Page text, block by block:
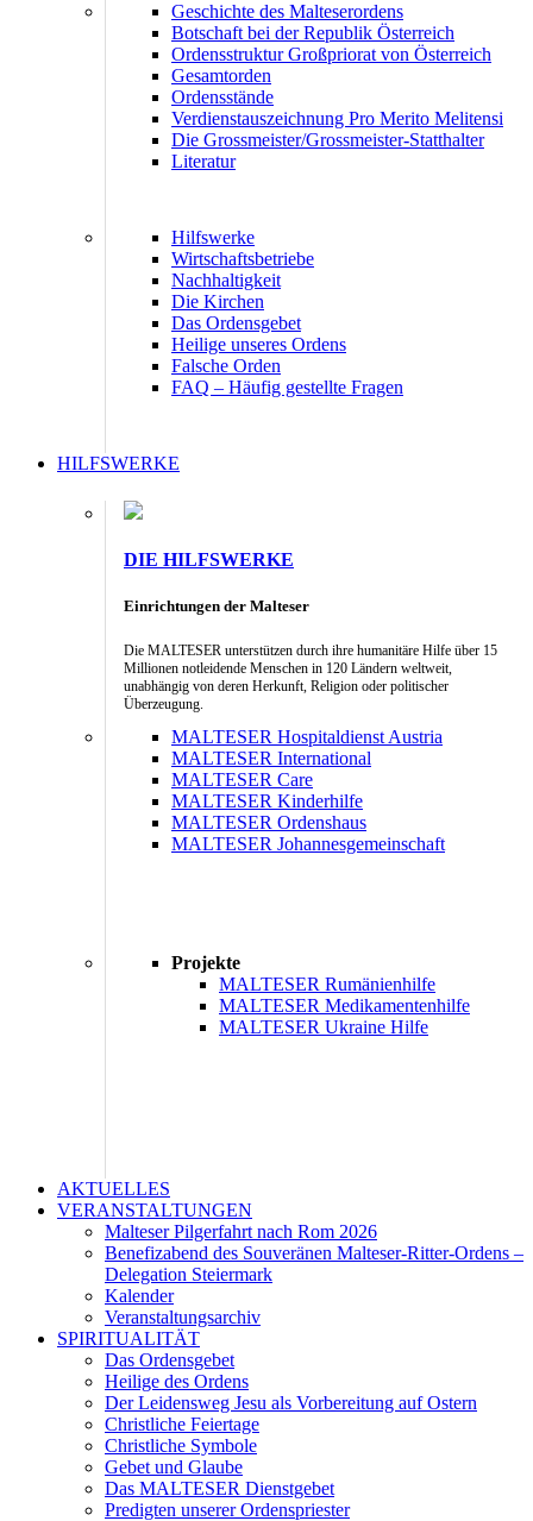
Geschichte des Malteserordens
Botschaft bei der Republik Österreich
Ordensstruktur Großpriorat von Österreich
Gesamtorden
Ordensstände
Verdienstauszeichnung Pro Merito Melitensi
Die Grossmeister/Grossmeister-Statthalter
Literatur
Hilfswerke
Wirtschaftsbetriebe
Nachhaltigkeit
Die Kirchen
Das Ordensgebet
Heilige unseres Ordens
Falsche Orden
FAQ – Häufig gestellte Fragen
HILFSWERKE
DIE HILFSWERKE
Einrichtungen der Malteser
Die MALTESER unterstützen durch ihre humanitäre Hilfe über 15
Millionen notleidende Menschen in 120 Ländern weltweit,
unabhängig von deren Herkunft, Religion oder politischer
Überzeugung.
MALTESER Hospitaldienst Austria
MALTESER International
MALTESER Care
MALTESER Kinderhilfe
MALTESER Ordenshaus
MALTESER Johannesgemeinschaft
Projekte
MALTESER Rumänienhilfe
MALTESER Medikamentenhilfe
MALTESER Ukraine Hilfe
AKTUELLES
VERANSTALTUNGEN
Malteser Pilgerfahrt nach Rom 2026
Benefizabend des Souveränen Malteser-Ritter-Ordens –
Delegation Steiermark
Kalender
Veranstaltungsarchiv
SPIRITUALITÄT
Das Ordensgebet
Heilige des Ordens
Der Leidensweg Jesu als Vorbereitung auf Ostern
Christliche Feiertage
Christliche Symbole
Gebet und Glaube
Das MALTESER Dienstgebet
Predigten unserer Ordenspriester